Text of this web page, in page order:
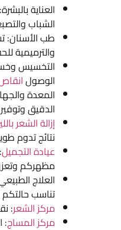
العناية
الشباب
طب الأسنان:
والترميمية
التخسيس
الوصول
المعدة
الدقيق
إزالة الشعر
نتائج تدوم
عيادة التجميل
مظهركم
العلاج
تناسب
مركز الشعر:
مركز المساج: